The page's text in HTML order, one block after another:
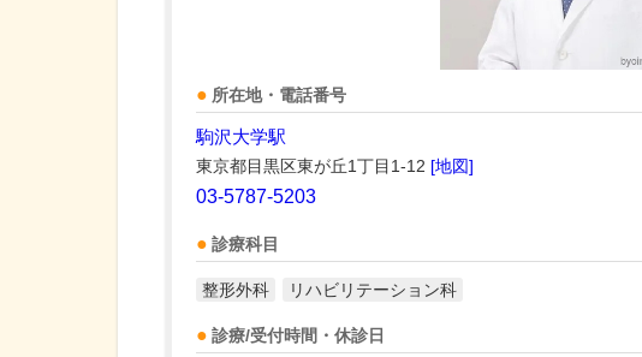
所在地・電話番号
駒沢大学駅
東京都目黒区東が丘1丁目1-12 [地図]
03-5787-5203
診療科目
整形外科 リハビリテーション科
診療/受付時間・休診日